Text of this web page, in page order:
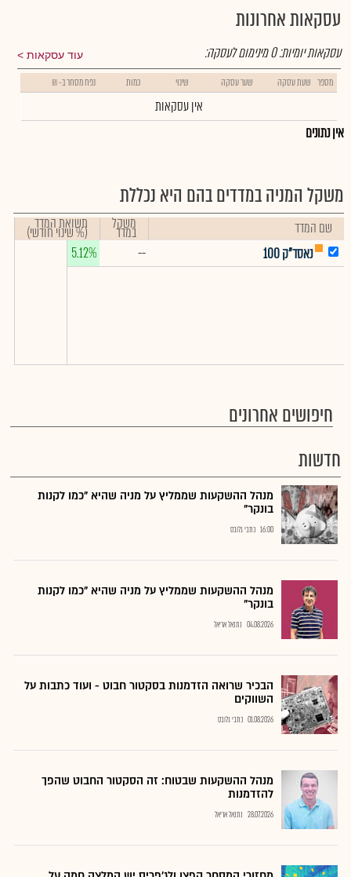
עסקאות אחרונות
עוד עסקאות עסקאות יומיות:0מינימום לעסקה:
מספר שעת עסקה שער עסקה שינוי כמות נפח מסחר ב- ₪
אין עסקאות
אין נתונים
משקל המניה במדדים בהם היא נכללת
שם המדד משקל
במדד תשואת המדד
(% שינוי חודשי)
נאסד"ק 100
--
5.12%
חיפושים אחרונים
חדשות
מנהל ההשקעות שממליץ על מניה שהיא "כמו לקנות
בונקר"
16:00 כתבי גלובס
מנהל ההשקעות שממליץ על מניה שהיא "כמו לקנות
בונקר"
04.08.2026 נתנאל אריאל
הבכיר שרואה הזדמנות בסקטור חבוט - ועוד כתבות על
השווקים
01.08.2026 כתבי גלובס
מנהל ההשקעות שבטוח: זה הסקטור החבוט שהפך
להזדמנות
28.07.2026 נתנאל אריאל